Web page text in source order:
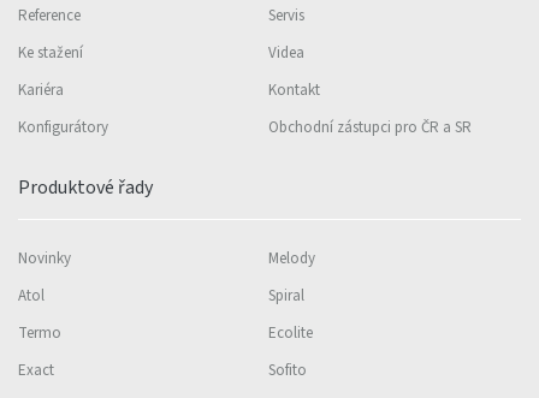
Reference
Servis
Ke stažení
Videa
Kariéra
Kontakt
Konfigurátory
Obchodní zástupci pro ČR a SR
Produktové řady
Novinky
Melody
Atol
Spiral
Termo
Ecolite
Exact
Sofito